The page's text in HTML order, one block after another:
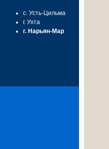
с. Усть-Цильма
г. Ухта
г. Нарьян-Мар